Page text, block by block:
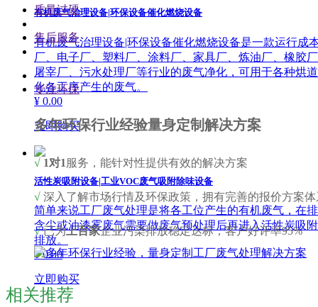
有机废气治理设备|环保设备催化燃烧设备
有机废气治理设备|环保设备催化燃烧设备是一款运行成
厂、电子厂、塑料厂、涂料厂、家具厂、炼油厂、橡胶
屠宰厂、污水处理厂等行业的废气净化，可用于各种烘
化各工序产生的废气。
¥ 0.00
立即购买
活性炭吸附设备|工业VOC废气吸附除味设备
简单来说工厂废气处理是将各工位产生的有机废气，在
含尘或油漆雾废气需要做废气预处理后再进入活性炭吸
排放。
¥ 0.00
立即购买
质量过硬
售后服务
专注环保
多年环保行业经验量身定制解决方案
√ 1对1 服务，能针对性提供有效的解决方案
√ 深入了解市场行情及环保政策，拥有完善的报价方案体
√已为上百家企业污染排放稳定达标，客户好评率95%
相关推荐